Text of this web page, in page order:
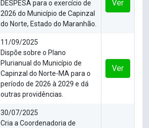
DESPESA para o exercício de
2026 do Município de Capinzal
do Norte, Estado do Maranhão.
Ver
11/09/2025
Dispõe sobre o Plano
Plurianual do Município de
Capinzal do Norte-MA para o
período de 2026 à 2029 e dá
outras providências.
Ver
30/07/2025
Cria a Coordenadoria de